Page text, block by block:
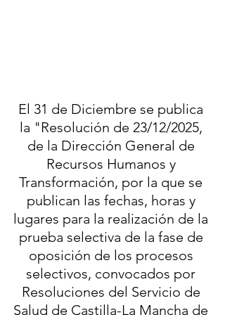
El 31 de Diciembre se publica
la "Resolución de 23/12/2025,
de la Dirección General de
Recursos Humanos y
Transformación, por la que se
publican las fechas, horas y
lugares para la realización de la
prueba selectiva de la fase de
oposición de los procesos
selectivos, convocados por
Resoluciones del Servicio de
Salud de Castilla-La Mancha de